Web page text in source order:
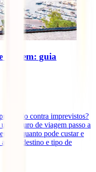
viagem: guia
contra imprevistos?
seguro de viagem passo a
quanto pode custar e
teu destino e tipo de